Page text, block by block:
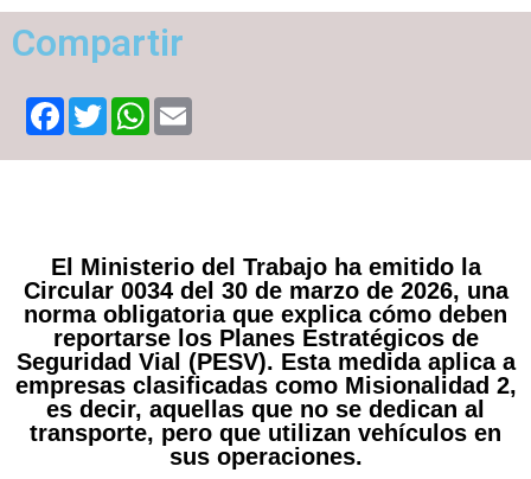
Compartir
Facebook
TwitterWhatsApp
El Ministerio del Trabajo ha emitido la
Circular 0034 del 30 de marzo de 2026, una
norma obligatoria que explica cómo deben
reportarse los Planes Estratégicos de
Seguridad Vial (PESV). Esta medida aplica a
empresas clasificadas como Misionalidad 2,
es decir, aquellas que no se dedican al
transporte, pero que utilizan vehículos en
sus operaciones.